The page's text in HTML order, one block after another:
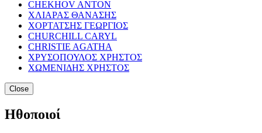
CHEKHOV ANTON
ΧΛΙΑΡΑΣ ΘΑΝΑΣΗΣ
ΧΟΡΤΑΤΣΗΣ ΓΕΩΡΓΙΟΣ
CHURCHILL CARYL
CHRISTIE AGATHA
ΧΡΥΣΟΠΟΥΛΟΣ ΧΡΗΣΤΟΣ
ΧΩΜΕΝΙΔΗΣ ΧΡΗΣΤΟΣ
Close
Ηθοποιοί